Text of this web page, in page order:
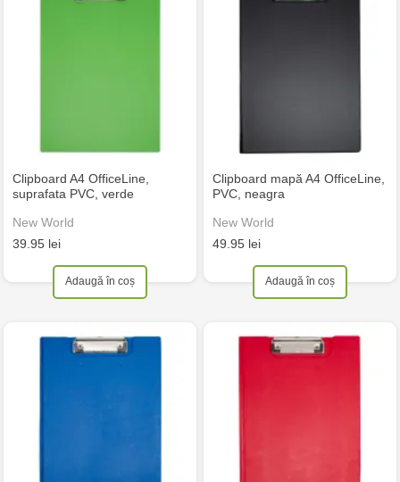
Clipboard A4 OfficeLine,
suprafata PVC, verde
New World
39.95 lei
Adaugă în coș
Clipboard mapă A4 OfficeLine,
PVC, neagra
New World
49.95 lei
Adaugă în coș